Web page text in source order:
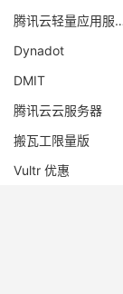
腾讯云轻量
Dynadot
DMIT
腾讯云云服务器
搬瓦工限量版
Vultr 优惠